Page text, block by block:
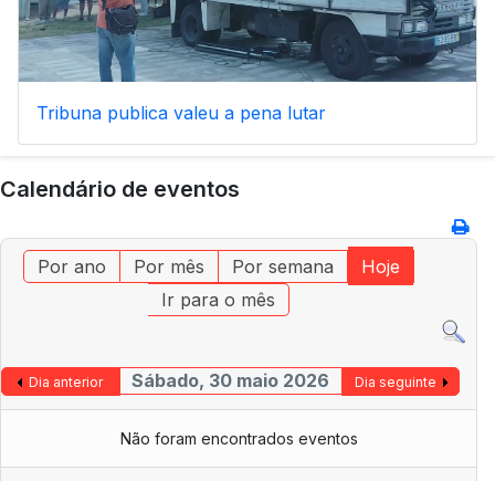
Tribuna publica valeu a pena lutar
Calendário de eventos
Por ano Por mês Por semana
Hoje
Ir para o mês
Dia anterior Sábado, 30 maio 2026 Dia seguinte
Não foram encontrados eventos